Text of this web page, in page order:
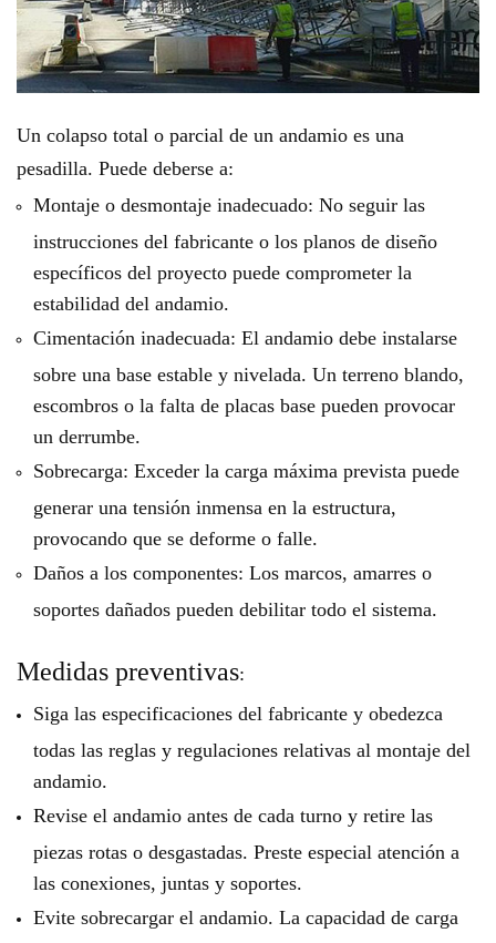
Un colapso total o parcial de un andamio es una
pesadilla. Puede deberse a:
Montaje o desmontaje inadecuado: No seguir las
instrucciones del fabricante o los planos de diseño
específicos del proyecto puede comprometer la
estabilidad del andamio.
Cimentación inadecuada: El andamio debe instalarse
sobre una base estable y nivelada. Un terreno blando,
escombros o la falta de placas base pueden provocar
un derrumbe.
Sobrecarga: Exceder la carga máxima prevista puede
generar una tensión inmensa en la estructura,
provocando que se deforme o falle.
Daños a los componentes: Los marcos, amarres o
soportes dañados pueden debilitar todo el sistema.
Medidas preventivas:
Siga las especificaciones del fabricante y obedezca
todas las reglas y regulaciones relativas al montaje del
andamio.
Revise el andamio antes de cada turno y retire las
piezas rotas o desgastadas. Preste especial atención a
las conexiones, juntas y soportes.
Evite sobrecargar el andamio. La capacidad de carga